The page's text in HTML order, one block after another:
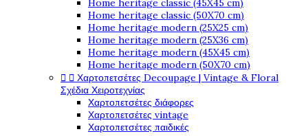
Home heritage classic (45X45 cm)
Home heritage classic (50X70 cm)
Home heritage modern (25X25 cm)
Home heritage modern (25X36 cm)
Home heritage modern (45X45 cm)
Home heritage modern (50X70 cm)
  Χαρτοπετσέτες Decoupage | Vintage & Floral
Σχέδια Χειροτεχνίας
Χαρτοπετσέτες διάφορες
Χαρτοπετσέτες vintage
Χαρτοπετσέτες παιδικές